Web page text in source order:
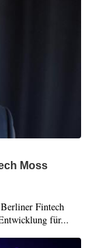
Moss
Fintech
für...